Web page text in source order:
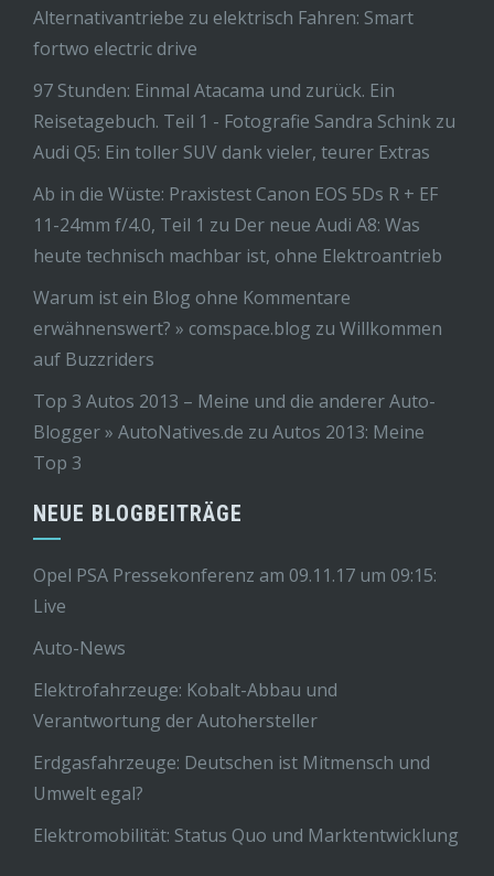
Alternativantriebe zu elektrisch Fahren: Smart
fortwo electric drive
97 Stunden: Einmal Atacama und zurück. Ein
Reisetagebuch. Teil 1 - Fotografie Sandra Schink zu
Audi Q5: Ein toller SUV dank vieler, teurer Extras
Ab in die Wüste: Praxistest Canon EOS 5Ds R + EF
11-24mm f/4.0, Teil 1 zu Der neue Audi A8: Was
heute technisch machbar ist, ohne Elektroantrieb
Warum ist ein Blog ohne Kommentare
erwähnenswert? » comspace.blog zu Willkommen
auf Buzzriders
Top 3 Autos 2013 – Meine und die anderer Auto-
Blogger » AutoNatives.de zu Autos 2013: Meine
Top 3
NEUE BLOGBEITRÄGE
Opel PSA Pressekonferenz am 09.11.17 um 09:15:
Live
Auto-News
Elektrofahrzeuge: Kobalt-Abbau und
Verantwortung der Autohersteller
Erdgasfahrzeuge: Deutschen ist Mitmensch und
Umwelt egal?
Elektromobilität: Status Quo und Marktentwicklung